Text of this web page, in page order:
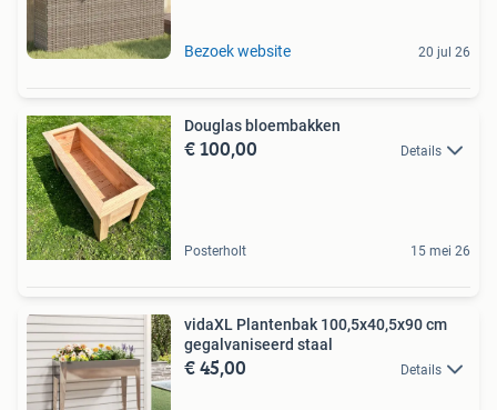
Bezoek website 20 jul 26
Douglas bloembakken
€ 100,00 Details
Posterholt 15 mei 26
vidaXL Plantenbak 100,5x40,5x90 cm
gegalvaniseerd staal
€ 45,00 Details